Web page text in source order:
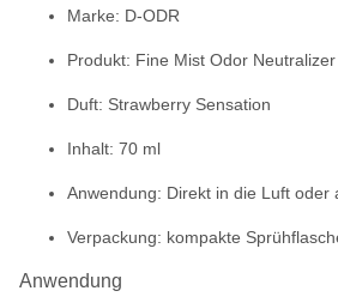
Marke: D-ODR
Produkt: Fine Mist Odor Neutralizer
Duft: Strawberry Sensation
Inhalt: 70 ml
Anwendung: Direkt in die Luft oder
Verpackung: kompakte
Anwendung